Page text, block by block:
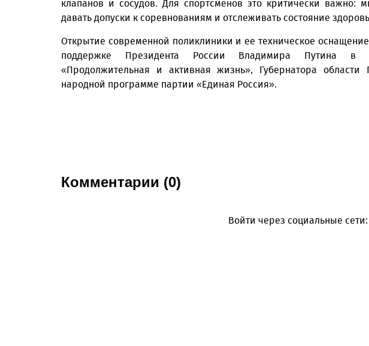
клапанов и сосудов. Для спортсменов это критически
давать допуски к соревнованиям и отслеживать состояние
Открытие современной поликлиники и ее техническое
поддержке Президента России Владимира Путина в
«Продолжительная и активная жизнь», Губернатора
народной программе партии «Единая Россия».
Комментарии (0)
Войти через социальные сети: